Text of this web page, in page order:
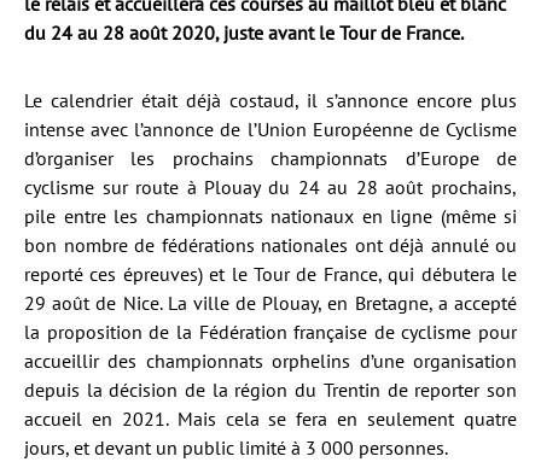
du 24 au 28 août 2020, juste avant le Tour de France.
Le calendrier était déjà costaud, il s’annonce encore plus
intense avec l’annonce de l’Union Européenne de Cyclisme
d’organiser les prochains championnats d’Europe de
cyclisme sur route à Plouay du 24 au 28 août prochains,
pile entre les championnats nationaux en ligne (même si
bon nombre de fédérations nationales ont déjà annulé ou
reporté ces épreuves) et le Tour de France, qui débutera le
29 août de Nice. La ville de Plouay, en Bretagne, a accepté
la proposition de la Fédération française de cyclisme pour
accueillir des championnats orphelins d’une organisation
depuis la décision de la région du Trentin de reporter son
accueil en 2021. Mais cela se fera en seulement quatre
jours, et devant un public limité à 3 000 personnes.